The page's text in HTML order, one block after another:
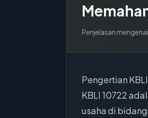
Penjelasan
Pengertian
KBLI 10722
usaha di